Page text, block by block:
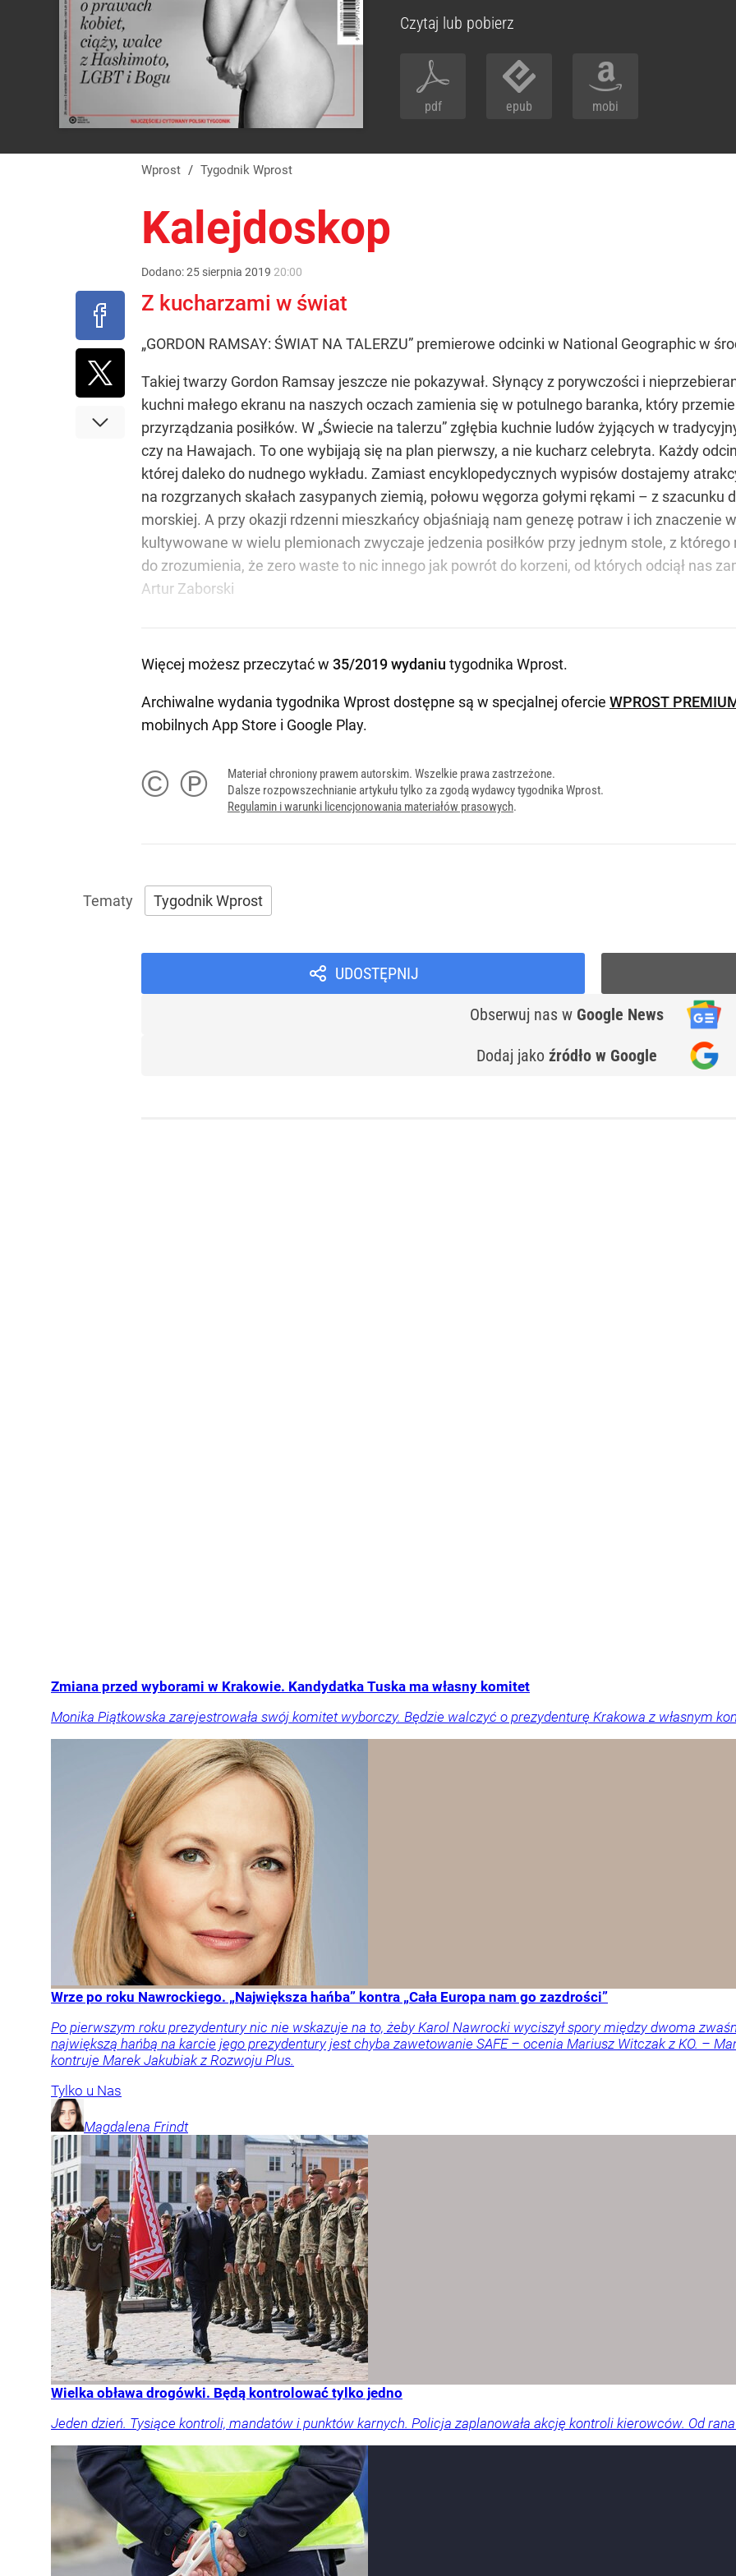
Czytaj lub pobierz
pdf epub mobi
Wprost / Tygodnik Wprost
Kalejdoskop
Dodano:25 sierpnia 2019 20:00
Z kucharzami w świat
„GORDON RAMSAY: ŚWIAT NA TALERZU” premierowe odcinki w National Geographic w
Takiej twarzy Gordon Ramsay jeszcze nie pokazywał. Słynący z porywczości i
kuchni małego ekranu na naszych oczach zamienia się w potulnego baranka, który
przyrządzania posiłków. W „Świecie na talerzu” zgłębia kuchnie ludów żyjących w
czy na Hawajach. To one wybijają się na plan pierwszy, a nie kucharz celebryta. Każdy
której daleko do nudnego wykładu. Zamiast encyklopedycznych wypisów dostajemy
na rozgrzanych skałach zasypanych ziemią, połowu węgorza gołymi rękami – z
morskiej. A przy okazji rdzenni mieszkańcy objaśniają nam genezę potraw i ich znaczenie
kultywowane w wielu plemionach zwyczaje jedzenia posiłków przy jednym stole, z
do zrozumienia, że zero waste to nic innego jak powrót do korzeni, od których odciął nas
Artur Zaborski
Więcej możesz przeczytać w 35/2019 wydaniu tygodnika Wprost.
Archiwalne wydania tygodnika Wprost dostępne są w specjalnej ofercie WPROST
mobilnych App Store i Google Play.
© ℗
Materiał chroniony prawem autorskim. Wszelkie prawa zastrzeżone.
Dalsze rozpowszechnianie artykułu tylko za zgodą wydawcy tygodnika Wprost.
Regulamin i warunki licencjonowania materiałów prasowych.
Tygodnik Wprost
UDOSTĘPNIJ
Obserwuj nas w Google News
Dodaj jako źródło w Google
Zmiana przed wyborami w Krakowie. Kandydatka Tuska ma własny komitet
Monika Piątkowska zarejestrowała swój komitet wyborczy. Będzie walczyć o prezydenturę Krakowa z własnym
Wrze po roku Nawrockiego. „Największa hańba” kontra „Cała Europa nam go zazdrości”
Po pierwszym roku prezydentury nic nie wskazuje na to, żeby Karol Nawrocki wyciszył spory między dwoma
największą hańbą na karcie jego prezydentury jest chyba zawetowanie SAFE – ocenia Mariusz Witczak z KO. –
kontruje Marek Jakubiak z Rozwoju Plus.
Tylko u Nas
Magdalena Frindt
Wielka obława drogówki. Będą kontrolować tylko jedno
Jeden dzień. Tysiące kontroli, mandatów i punktów karnych. Policja zaplanowała akcję kontroli kierowców. Od